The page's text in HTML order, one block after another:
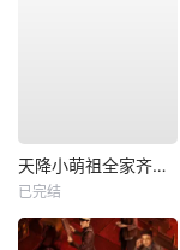
天降小萌祖全家齐齐宠
已完结